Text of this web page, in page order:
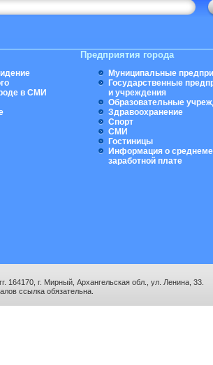
в СМИ
Предприятия города
Муниципальные
Государственные
и учреждения
Образовательные
Здравоохранение
Спорт
СМИ
Гостиницы
Информация о
заработной плате
164170, г. Мирный, Архангельская обл., ул. Ленина, 33.
ссылка обязательна.